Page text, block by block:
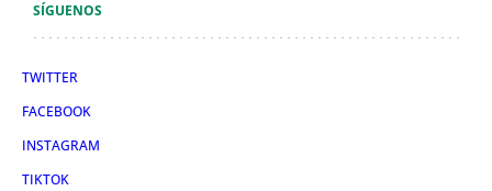
SÍGUENOS
TWITTER
FACEBOOK
INSTAGRAM
TIKTOK